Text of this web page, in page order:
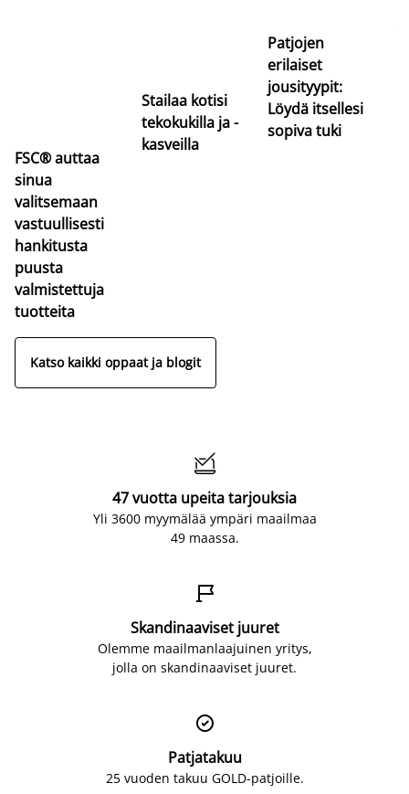
FSC® auttaa
sinua
valitsemaan
vastuullisesti
hankitusta
puusta
valmistettuja
tuotteita
Stailaa kotisi
tekokukilla ja -
kasveilla
Patjojen
erilaiset
jousityypit:
Löydä itsellesi
sopiva tuki
Katso kaikki oppaat ja blogit

47 vuotta upeita tarjouksia
Yli 3600 myymälää ympäri maailmaa
49 maassa.

Skandinaaviset juuret
Olemme maailmanlaajuinen yritys,
jolla on skandinaaviset juuret.

Patjatakuu
25 vuoden takuu GOLD-patjoille.